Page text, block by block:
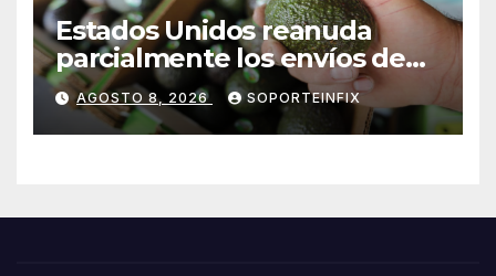
Estados Unidos reanuda
parcialmente los envíos de
aguacate desde México
AGOSTO 8, 2026 SOPORTEINFIX